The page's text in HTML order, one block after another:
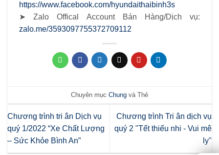
https://www.facebook.com/hyundaithaibinh3s
➤ Zalo Offical Account Bán Hàng/Dịch vụ:
zalo.me/3593097755372709112
Chuyên mục Chung và Thẻ
Chương trình tri ân Dịch vụ
quý 1/2022 “Xe Chất Lượng
– Sức Khỏe Bình An”
Chương trình Tri ân dịch vụ
quý 2 "Tết thiếu nhi - Vui mê
ly"